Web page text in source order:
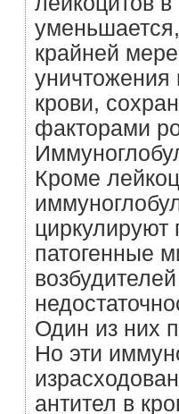
крайней
уничтожения
крови,
факторами
Кроме
циркулируют
патогенные
Один из них
Но эти
антител в